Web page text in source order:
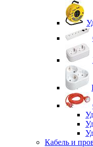
Кабель и